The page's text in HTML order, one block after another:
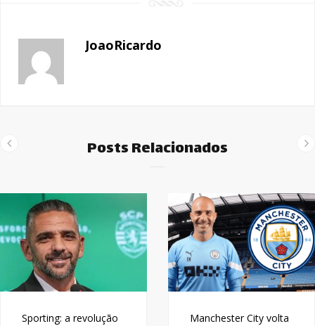
JoaoRicardo
Posts Relacionados
Sporting: a revolução
Manchester City volta